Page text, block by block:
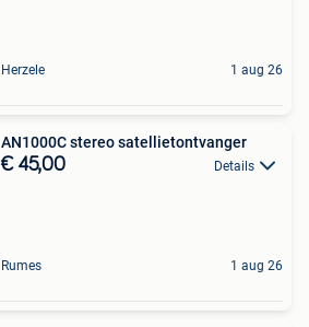
Herzele 1 aug 26
AN1000C stereo satellietontvanger
€ 45,00 Details
Rumes 1 aug 26